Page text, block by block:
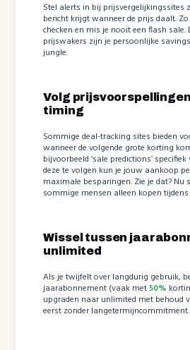
Stel alerts in bij prijsvergelijkingssites
bericht krijgt wanneer de prijs daalt.
checken en mis je nooit een flash
prijswakers zijn je persoonlijke
jungle.
Volg
timing
Sommige deal-tracking sites bieden
wanneer de volgende grote korting
bijvoorbeeld ‘sale predictions’
deze te volgen kun je jouw aankoop
maximale besparingen. Zie je dat?
sommige mensen alleen kopen tijdens
Wissel tussen
unlimited
Als je twijfelt over langdurig gebruik,
jaarabonnement (vaak met50%
upgraden naar unlimited met behoud
eerst zonder langetermijncommitment.